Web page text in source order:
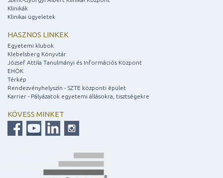
Klinikák
Klinikai ügyeletek
HASZNOS LINKEK
Egyetemi klubok
Klebelsberg Könyvtár
József Attila Tanulmányi és Információs Központ
EHÖK
Térkép
Rendezvényhelyszín - SZTE központi épület
Karrier - Pályázatok egyetemi állásokra, tisztségekre
KÖVESS MINKET